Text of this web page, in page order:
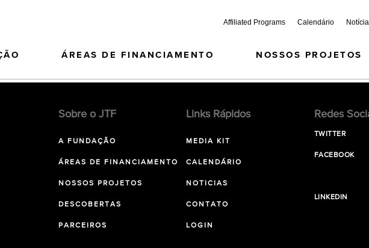
Affiliated Programs Calendário
ÁREAS DE FINANCIAMENTO NOSSOS PROJETOS
Sobre o JTF
A FUNDAÇÃO
ÁREAS DE FINANCIAMENTO
NOSSOS PROJETOS
DESCOBERTAS
PARCEIROS
Links Rápidos
MEDIA KIT
CALENDÁRIO
NOTICIAS
CONTATO
LOGIN
Redes
TWITTER
FACEBOOK
LINKEDIN